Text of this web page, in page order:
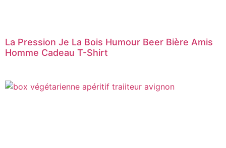
La Pression Je La Bois Humour Beer Bière Amis
Homme Cadeau T-Shirt